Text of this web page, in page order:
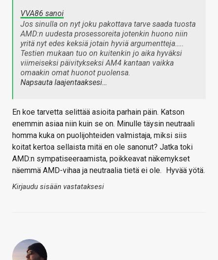
VVA86 sanoi
Jos sinulla on nyt joku pakottava tarve saada tuosta
AMD:n uudesta prosessoreita jotenkin huono niin
yritä nyt edes keksiä jotain hyviä argumentteja…..
Testien mukaan tuo on kuitenkin jo aika hyväksi
viimeiseksi päivitykseksi AM4 kantaan vaikka
omaakin omat huonot puolensa.
Napsauta laajentaaksesi…
En koe tarvetta selittää asioita parhain päin. Katson
enemmin asiaa niin kuin se on. Minulle täysin neutraali
homma kuka on puolijohteiden valmistaja, miksi siis
koitat kertoa sellaista mitä en ole sanonut? Jatka toki
AMD:n sympatiseeraamista, poikkeavat näkemykset
näemmä AMD-vihaa ja neutraalia tietä ei ole. Hyvää yötä.
Kirjaudu sisään vastataksesi